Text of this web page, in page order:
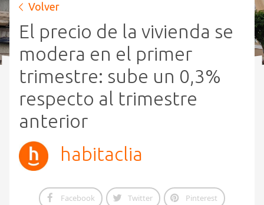
Volver
El precio de la vivienda se
modera en el primer
trimestre: sube un 0,3%
respecto al trimestre
anterior
habitaclia
Facebook Twitter Pinterest